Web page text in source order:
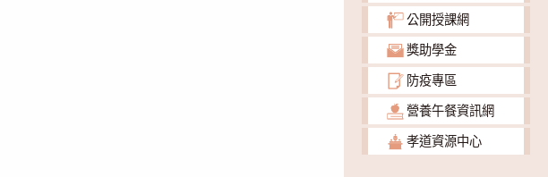
公開授課網
獎助學金
防疫專區
營養午餐資訊網
孝道資源中心